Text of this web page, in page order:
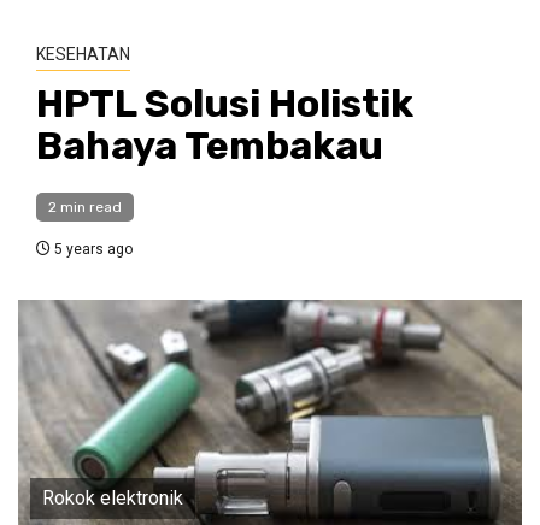
KESEHATAN
HPTL Solusi Holistik
Bahaya Tembakau
2 min read
5 years ago
Rokok elektronik